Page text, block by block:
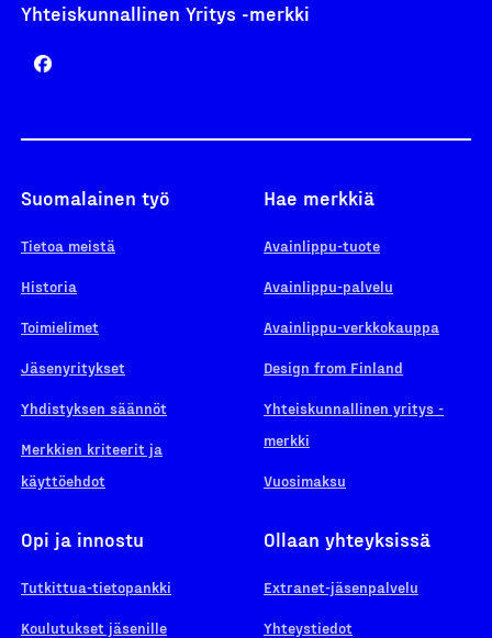
Yhteiskunnallinen Yritys -merkki
Suomalainen työ
Tietoa meistä
Historia
Toimielimet
Jäsenyritykset
Yhdistyksen säännöt
Merkkien kriteerit ja
käyttöehdot
Hae merkkiä
Avainlippu-tuote
Avainlippu-palvelu
Avainlippu-verkkokauppa
Design from Finland
Yhteiskunnallinen yritys -
merkki
Vuosimaksu
Opi ja innostu
Tutkittua-tietopankki
Koulutukset jäsenille
Ollaan yhteyksissä
Extranet-jäsenpalvelu
Yhteystiedot